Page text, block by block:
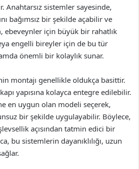
Anahtarsız sistemler sayesinde,
bağımsız bir şekilde açabilir ve
ebeveynler için büyük bir rahatlık
engelli bireyler için de bu tür
önemli bir kolaylık sunar.
montajı genellikle oldukça basittir.
yapısına kolayca entegre edilebilir.
en uygun olan modeli seçerek,
bir şekilde uygulayabilir. Böylece,
açısından tatmin edici bir
bu sistemlerin dayanıklılığı, uzun